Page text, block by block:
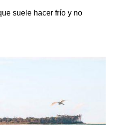
suele hacer frío y no